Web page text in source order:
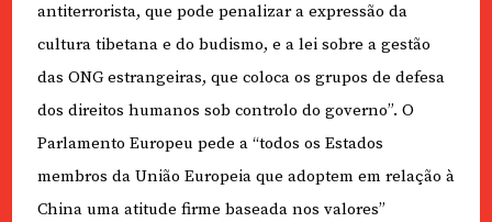
antiterrorista, que pode penalizar a expressão da
cultura tibetana e do budismo, e a lei sobre a gestão
das ONG estrangeiras, que coloca os grupos de defesa
dos direitos humanos sob controlo do governo”. O
Parlamento Europeu pede a “todos os Estados
membros da União Europeia que adoptem em relação à
China uma atitude firme baseada nos valores”